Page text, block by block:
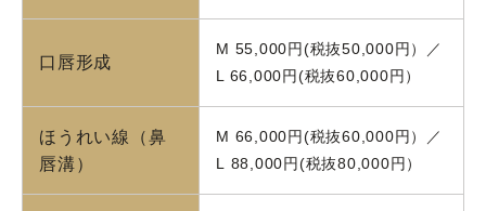
口唇形成
M 55,000円(税抜50,000円）／
L 66,000円(税抜60,000円）
ほうれい線（鼻
唇溝）
M 66,000円(税抜60,000円）／
L 88,000円(税抜80,000円）